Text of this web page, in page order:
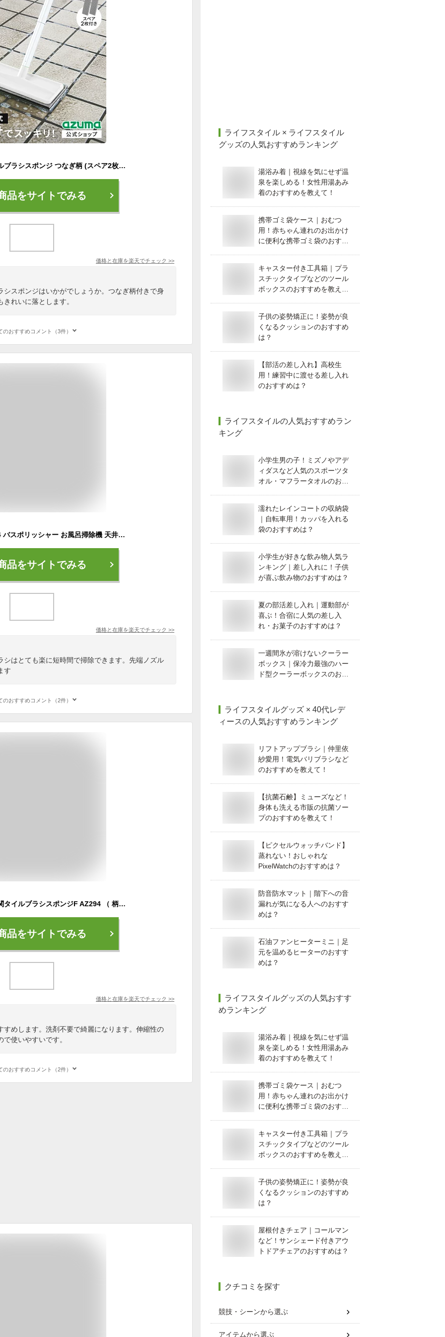
アズマ公式 玄関タイルブラシスポンジ つなぎ柄 (スペア2枚付) ホワイト 公式ショップ限定色 全長107cm 掃除 玄関タイル掃除 交換用スポンジ付 アズマブラシ
品をサイトでみる
価格と在庫を楽天でチェック >>
シスポンジはいかがでしょうか。つなぎ柄付きで身
れいに落とします。
のおすすめコメント（3件）
楽天1位 高評価★4.34 バスポリッシャー お風呂掃除機 天井まで届く最長135cm 5~7種のブラシ 電動掃除ブラシ 電動お掃除ブラシ 軽量 角度速度調整 高速回転 コードレス 床 窓 玄関 水垢対策 90分稼働 Epeios SC001 HM115P タイル 黒ずみ
品をサイトでみる
価格と在庫を楽天でチェック >>
シはとても楽に短時間で掃除できます。先端ノズル
す
のおすすめコメント（2件）
外壁・玄関ブラシ 玄関タイルブラシスポンジF AZ294 （ 柄付きブラシ 玄関 タイル 掃除 柄付 伸縮 洗剤不要 床磨き アズマ工業 玄関タイル ブラシ スポンジ 水だけ 汚れ 長さ調節可能 交換可能 軽量 清掃 ベランダ ）
品をサイトでみる
価格と在庫を楽天でチェック >>
すめします。洗剤不要で綺麗になります。伸縮性の
使いやすいです。
のおすすめコメント（2件）
ライフスタイル × ライフスタイル
グッズの人気おすすめランキング
湯浴み着｜視線を気にせず温
泉を楽しめる！女性用湯あみ
着のおすすめを教えて！
携帯ゴミ袋ケース｜おむつ
用！赤ちゃん連れのお出かけ
に便利な携帯ゴミ袋のおすす
キャスター付き工具箱｜プラ
スチックタイプなどのツール
ボックスのおすすめを教え
子供の姿勢矯正に！姿勢が良
くなるクッションのおすすめ
は？
【部活の差し入れ】高校生
用！練習中に渡せる差し入れ
のおすすめは？
ライフスタイルの人気おすすめラン
キング
小学生男の子！ミズノやアデ
ィダスなど人気のスポーツタ
オル・マフラータオルのおす
濡れたレインコートの収納袋
｜自転車用！カッパを入れる
袋のおすすめは？
小学生が好きな飲み物人気ラ
ンキング｜差し入れに！子供
が喜ぶ飲み物のおすすめは？
夏の部活差し入れ｜運動部が
喜ぶ！合宿に人気の差し入
れ・お菓子のおすすめは？
一週間氷が溶けないクーラー
ボックス｜保冷力最強のハー
ド型クーラーボックスのおす
ライフスタイルグッズ × 40代レデ
ィースの人気おすすめランキング
リフトアップブラシ｜仲里依
紗愛用！電気バリブラシなど
のおすすめを教えて！
【抗菌石鹸】ミューズなど！
身体も洗える市販の抗菌ソー
プのおすすめを教えて！
【ピクセルウォッチバンド】
蒸れない！おしゃれな
PixelWatchのおすすめは？
防音防水マット｜階下への音
漏れが気になる人へのおすす
めは？
石油ファンヒーターミニ｜足
元を温めるヒーターのおすす
めは？
ライフスタイルグッズの人気おすす
めランキング
湯浴み着｜視線を気にせず温
泉を楽しめる！女性用湯あみ
着のおすすめを教えて！
携帯ゴミ袋ケース｜おむつ
用！赤ちゃん連れのお出かけ
に便利な携帯ゴミ袋のおすす
キャスター付き工具箱｜プラ
スチックタイプなどのツール
ボックスのおすすめを教え
子供の姿勢矯正に！姿勢が良
くなるクッションのおすすめ
は？
屋根付きチェア｜コールマン
など！サンシェード付きアウ
トドアチェアのおすすめは？
クチコミを探す
競技・シーンから選ぶ
アイテムから選ぶ